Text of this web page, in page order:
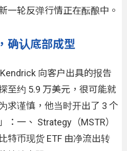
一轮反弹行情正在酝酿中。
确认底部成型
向客户出具的报告
至约 5.9 万美元，很可能就
求谨慎，他当时开出了 3 个
一、 Strategy（MSTR）
特币现货 ETF 由净流出转